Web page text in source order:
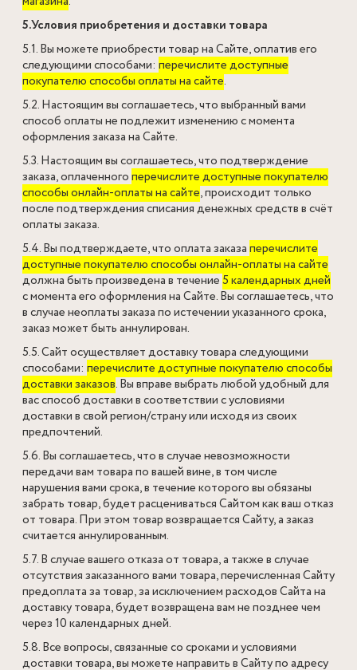
5.Условия приобретения и доставки товара
5.1. Вы можете приобрести товар на Сайте, оплатив его
следующими способами: перечислите доступные
покупателю способы оплаты на сайте.
5.2. Настоящим вы соглашаетесь, что выбранный вами
способ оплаты не подлежит изменению с момента
оформления заказа на Сайте.
5.3. Настоящим вы соглашаетесь, что подтверждение
заказа, оплаченногоперечислите доступные покупателю
способы онлайн-оплаты на сайте, происходит только
после подтверждения списания денежных средств в счёт
оплаты заказа.
5.4. Вы подтверждаете, что оплата заказаперечислите
доступные покупателю способы онлайн-оплаты на сайте
должна быть произведена в течение5 календарных дней
с момента его оформления на Сайте. Вы соглашаетесь, что
в случае неоплаты заказа по истечении указанного срока,
заказ может быть аннулирован.
5.5. Сайт осуществляет доставку товара следующими
способами: перечислите доступные покупателю способы
доставки заказов. Вы вправе выбрать любой удобный для
вас способ доставки в соответствии с условиями
доставки в свой регион/страну или исходя из своих
предпочтений.
5.6. Вы соглашаетесь, что в случае невозможности
передачи вам товара по вашей вине, в том числе
нарушения вами срока, в течение которого вы обязаны
забрать товар, будет расцениваться Сайтом как ваш отказ
от товара. При этом товар возвращается Сайту, а заказ
считается аннулированным.
5.7. В случае вашего отказа от товара, а также в случае
отсутствия заказанного вами товара, перечисленная Сайту
предоплата за товар, за исключением расходов Сайта на
доставку товара, будет возвращена вам не позднее чем
через 10 календарных дней.
5.8. Все вопросы, связанные со сроками и условиями
доставки товара, вы можете направить в Сайту по адресу